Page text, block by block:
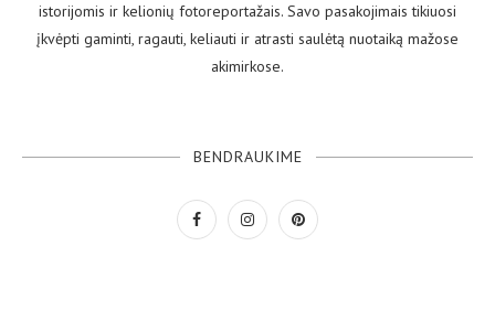
istorijomis ir kelionių fotoreportažais. Savo pasakojimais tikiuosi
įkvėpti gaminti, ragauti, keliauti ir atrasti saulėtą nuotaiką mažose
akimirkose.
BENDRAUKIME